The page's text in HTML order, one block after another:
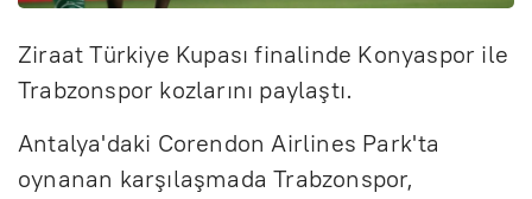
Ziraat Türkiye Kupası finalinde Konyaspor ile
Trabzonspor kozlarını paylaştı.
Antalya'daki Corendon Airlines Park'ta
oynanan karşılaşmada Trabzonspor,